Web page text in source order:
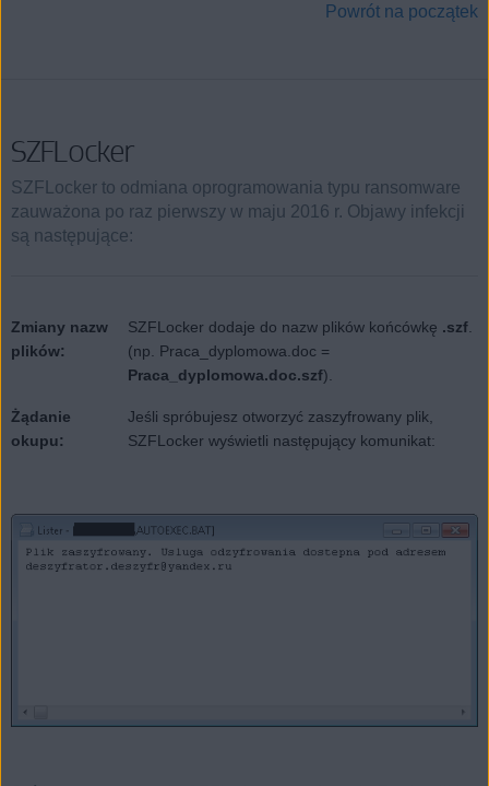
Powrót na początek
SZFLocker
SZFLocker to odmiana oprogramowania typu ransomware
zauważona po raz pierwszy w maju 2016 r. Objawy infekcji
są następujące:
Zmiany nazw
plików:
SZFLocker dodaje do nazw plików końcówkę .szf
(np. Praca_dyplomowa.doc =
Praca_dyplomowa.doc.szf).
Żądanie
okupu:
Jeśli spróbujesz otworzyć zaszyfrowany plik,
SZFLocker wyświetli następujący komunikat: